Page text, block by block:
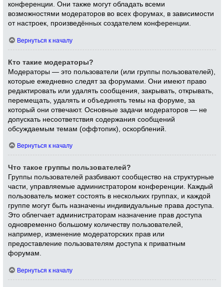
конференции. Они также могут обладать всеми
возможностями модераторов во всех форумах, в зависимости
от настроек, произведённых создателем конференции.
Вернуться к началу
Кто такие модераторы?
Модераторы — это пользователи (или группы пользователей),
которые ежедневно следят за форумами. Они имеют право
редактировать или удалять сообщения, закрывать, открывать,
перемещать, удалять и объединять темы на форуме, за
который они отвечают. Основные задачи модераторов — не
допускать несоответствия содержания сообщений
обсуждаемым темам (оффтопик), оскорблений.
Вернуться к началу
Что такое группы пользователей?
Группы пользователей разбивают сообщество на структурные
части, управляемые администратором конференции. Каждый
пользователь может состоять в нескольких группах, и каждой
группе могут быть назначены индивидуальные права доступа.
Это облегчает администраторам назначение прав доступа
одновременно большому количеству пользователей,
например, изменение модераторских прав или
предоставление пользователям доступа к приватным
форумам.
Вернуться к началу